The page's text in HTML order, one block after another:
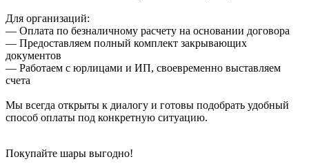
Для организаций:
— Оплата по безналичному расчету на основании договора
— Предоставляем полный комплект закрывающих
документов
— Работаем с юрлицами и ИП, своевременно выставляем
счета
Мы всегда открыты к диалогу и готовы подобрать удобный
способ оплаты под конкретную ситуацию.
Покупайте шары выгодно!